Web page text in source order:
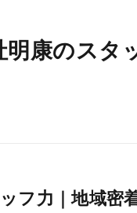
康のスタ
フ力｜地域密